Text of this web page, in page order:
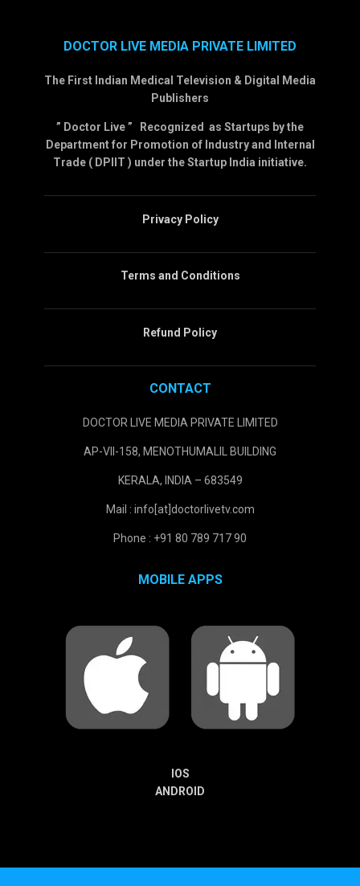
DOCTOR LIVE MEDIA PRIVATE LIMITED
The First Indian Medical Television & Digital Media
Publishers
” Doctor Live ” Recognized as Startups by the
Department for Promotion of Industry and Internal
Trade ( DPIIT ) under the Startup India initiative.
Privacy Policy
Terms and Conditions
Refund Policy
CONTACT
DOCTOR LIVE MEDIA PRIVATE LIMITED
AP-VII-158, MENOTHUMALIL BUILDING
KERALA, INDIA – 683549
Mail : info[at]doctorlivetv.com
Phone : +91 80 789 717 90
MOBILE APPS
IOS
ANDROID